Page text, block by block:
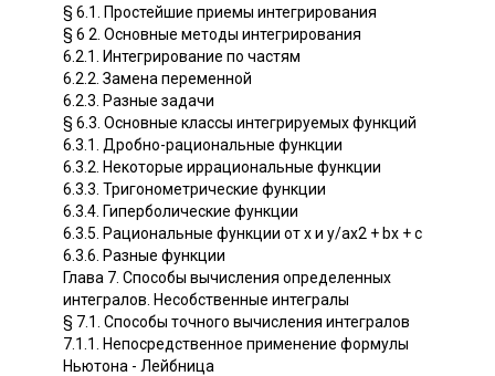
§ 6.1. Простейшие приемы интегрирования
§ 6 2. Основные методы интегрирования
6.2.1. Интегрирование по частям
6.2.2. Замена переменной
6.2.3. Разные задачи
§ 6.3. Основные классы интегрируемых функций
6.3.1. Дробно-рациональные функции
6.3.2. Некоторые иррациональные функции
6.3.3. Тригонометрические функции
6.3.4. Гиперболические функции
6.3.5. Рациональные функции от х и у/ах2 + bх + с
6.3.6. Разные функции
Глава 7. Способы вычисления определенных
интегралов. Несобственные интегралы
§ 7.1. Способы точного вычисления интегралов
7.1.1. Непосредственное применение формулы
Ньютона - Лейбница